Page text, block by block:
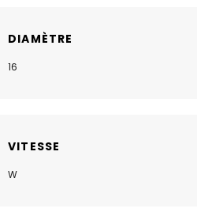
DIAMÈTRE
16
VITESSE
W